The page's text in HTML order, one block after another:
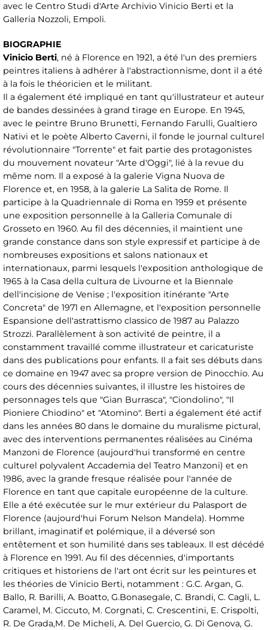
avec le Centro Studi d'Arte Archivio Vinicio Berti et la
Galleria Nozzoli, Empoli.
BIOGRAPHIE
Vinicio Berti, né à Florence en 1921, a été l'un des premiers
peintres italiens à adhérer à l'abstractionnisme, dont il a été
à la fois le théoricien et le militant.
Il a également été impliqué en tant qu'illustrateur et auteur
de bandes dessinées à grand tirage en Europe. En 1945,
avec le peintre Bruno Brunetti, Fernando Farulli, Gualtiero
Nativi et le poète Alberto Caverni, il fonde le journal culturel
révolutionnaire "Torrente" et fait partie des protagonistes
du mouvement novateur "Arte d'Oggi", lié à la revue du
même nom. Il a exposé à la galerie Vigna Nuova de
Florence et, en 1958, à la galerie La Salita de Rome. Il
participe à la Quadriennale di Roma en 1959 et présente
une exposition personnelle à la Galleria Comunale di
Grosseto en 1960. Au fil des décennies, il maintient une
grande constance dans son style expressif et participe à de
nombreuses expositions et salons nationaux et
internationaux, parmi lesquels l'exposition anthologique de
1965 à la Casa della cultura de Livourne et la Biennale
dell'incisione de Venise ; l'exposition itinérante "Arte
Concreta" de 1971 en Allemagne, et l'exposition personnelle
Espansione dell'astrattismo classico de 1987 au Palazzo
Strozzi. Parallèlement à son activité de peintre, il a
constamment travaillé comme illustrateur et caricaturiste
dans des publications pour enfants. Il a fait ses débuts dans
ce domaine en 1947 avec sa propre version de Pinocchio. Au
cours des décennies suivantes, il illustre les histoires de
personnages tels que "Gian Burrasca", "Ciondolino", "Il
Pioniere Chiodino" et "Atomino". Berti a également été actif
dans les années 80 dans le domaine du muralisme pictural,
avec des interventions permanentes réalisées au Cinéma
Manzoni de Florence (aujourd'hui transformé en centre
culturel polyvalent Accademia del Teatro Manzoni) et en
1986, avec la grande fresque réalisée pour l'année de
Florence en tant que capitale européenne de la culture.
Elle a été exécutée sur le mur extérieur du Palasport de
Florence (aujourd'hui Forum Nelson Mandela). Homme
brillant, imaginatif et polémique, il a déversé son
entêtement et son humilité dans ses tableaux. Il est décédé
à Florence en 1991. Au fil des décennies, d'importants
critiques et historiens de l'art ont écrit sur les peintures et
les théories de Vinicio Berti, notamment : G.C. Argan, G.
Ballo, R. Barilli, A. Boatto, G.Bonasegale, C. Brandi, C. Cagli, L.
Caramel, M. Ciccuto, M. Corgnati, C. Crescentini, E. Crispolti,
R. De Grada,M. De Micheli, A. Del Guercio, G. Di Genova, G.